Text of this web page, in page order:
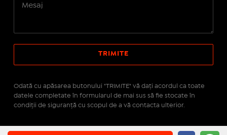
Odată cu apăsarea butonului "TRIMITE" vă daţi acordul ca toate
datele completate în formularul de mai sus să fie stocate în
condiţii de siguranţă cu scopul de a vă contacta ulterior.
IMOPEDIA.ro - Anunțuri